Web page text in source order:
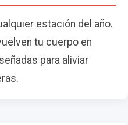
estación del año.
tu cuerpo en
para aliviar